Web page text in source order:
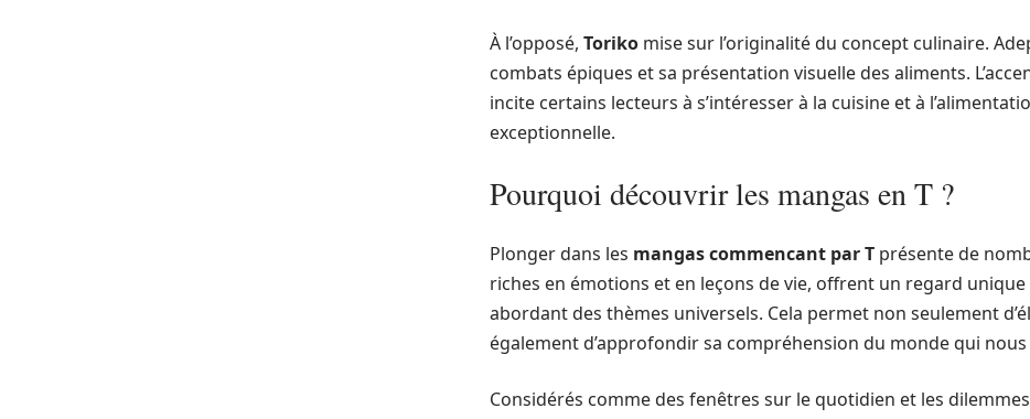
À l’opposé, Toriko mise sur l’originalité du concept culinaire.
combats épiques et sa présentation visuelle des aliments.
incite certains lecteurs à s’intéresser à la cuisine et à
exceptionnelle.
Pourquoi découvrir les mangas en T ?
Plonger dans les mangas commencant par T présente de
riches en émotions et en leçons de vie, offrent un regard
abordant des thèmes universels. Cela permet non seulement
également d’approfondir sa compréhension du monde qui
Considérés comme des fenêtres sur le quotidien et les